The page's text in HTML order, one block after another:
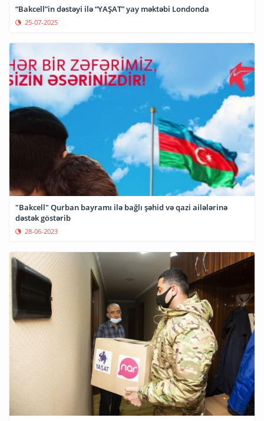
“Bakcell”in dəstəyi ilə “YAŞAT” yay məktəbi Londonda
25-07-2025
"Bakcell" Qurban bayramı ilə bağlı şəhid və qazi ailələrinə
dəstək göstərib
28-06-2023